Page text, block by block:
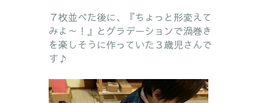
７枚並べた後に、『ちょっと形変えて
みよ～！』とグラデーションで渦巻き
を楽しそうに作っていた３歳児さんで
す♪